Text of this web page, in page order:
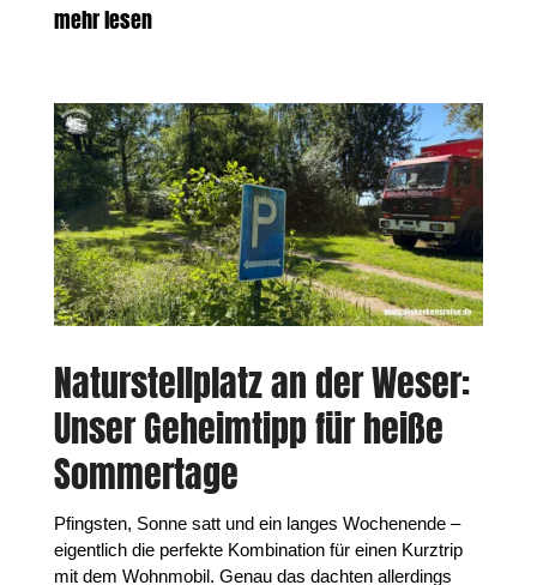
mehr lesen
Naturstellplatz an der Weser:
Unser Geheimtipp für heiße
Sommertage
Pfingsten, Sonne satt und ein langes Wochenende –
eigentlich die perfekte Kombination für einen Kurztrip
mit dem Wohnmobil. Genau das dachten allerdings